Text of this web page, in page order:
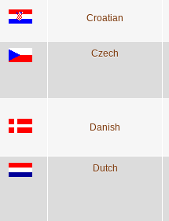
Croatian
Czech
Danish
Dutch